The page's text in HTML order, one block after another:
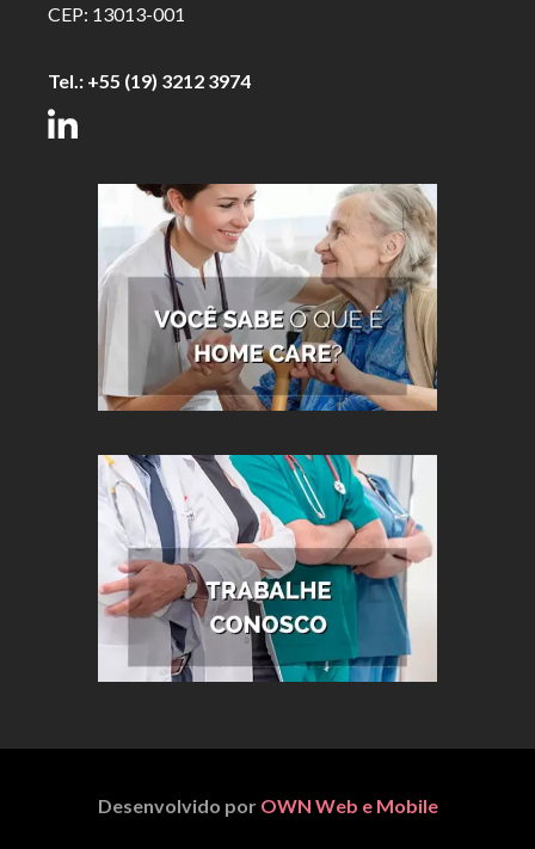
CEP: 13013-001
Tel.: +55 (19) 3212 3974
Desenvolvido por OWN Web e Mobile